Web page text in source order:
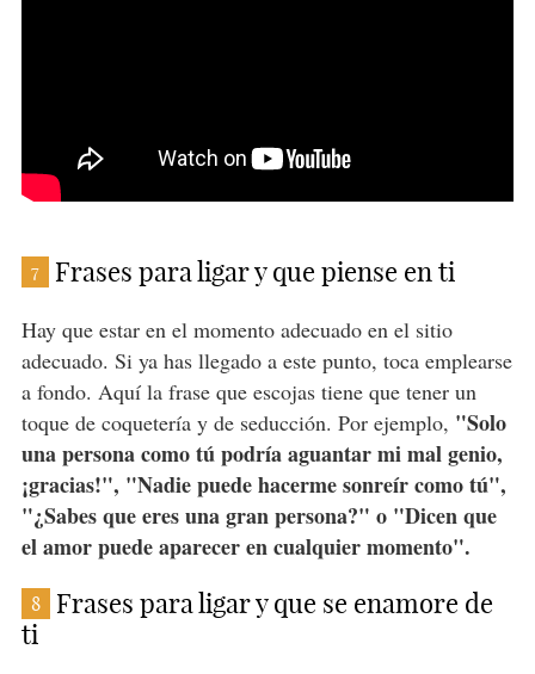
7 Frases para ligar y que piense en ti
Hay que estar en el momento adecuado en el sitio
adecuado. Si ya has llegado a este punto, toca emplearse
a fondo. Aquí la frase que escojas tiene que tener un
toque de coquetería y de seducción. Por ejemplo, "Solo
una persona como tú podría aguantar mi mal genio,
¡gracias!", "Nadie puede hacerme sonreír como tú",
"¿Sabes que eres una gran persona?" o "Dicen que
el amor puede aparecer en cualquier momento".
8
Frases para ligar y que se enamore de
ti